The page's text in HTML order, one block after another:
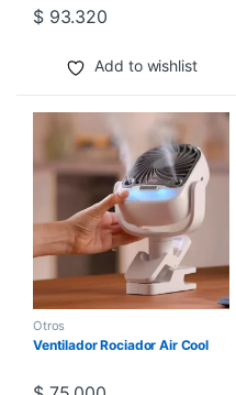
$93.320
Add to wishlist
Otros
Ventilador Rociador Air Cool